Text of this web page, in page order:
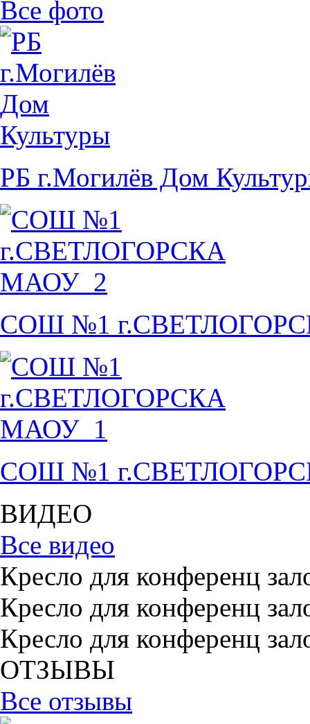
Все фото
РБ г.Могилёв Дом
СОШ №1
СОШ №1
ВИДЕО
Все видео
Кресло для конференц
Кресло для конференц
Кресло для конференц
ОТЗЫВЫ
Все отзывы